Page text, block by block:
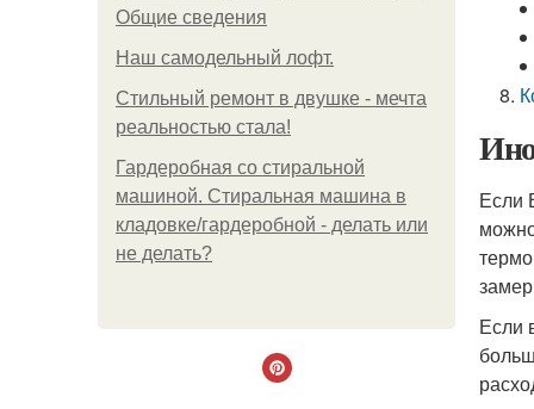
Общие сведения
Наш самодельный лофт.
Стильный ремонт в двушке - мечта
реальностью стала!
Гардеробная со стиральной
машиной. Стиральная машина в
кладовке/гардеробной - делать или
не делать?
Если
Если